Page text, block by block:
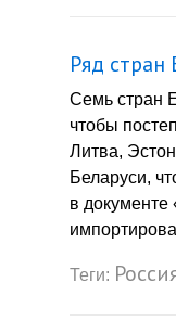
Ряд
Семь стран
чтобы
Литва,
Беларуси,
в документе
Теги: